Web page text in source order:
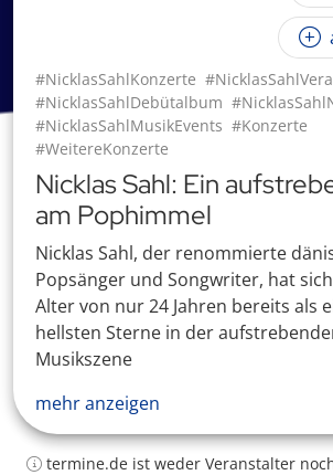
#NicklasSahlKonzerte
#NicklasSahlDebütalbum
#NicklasSahlMusikEvents #Konzerte
#WeitereKonzerte
Nicklas Sahl: Ein
am Pophimmel
Nicklas Sahl, der renommierte
Popsänger und Songwriter, hat
Alter von nur 24 Jahren bereits als
hellsten Sterne in der
Musikszene
mehr anzeigen
termine.de ist weder Veranstalter